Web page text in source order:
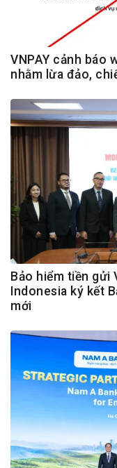
VNPAY cảnh báo
nhằm lừa đảo,
Bảo hiểm tiền gửi
Indonesia ký kết
mới